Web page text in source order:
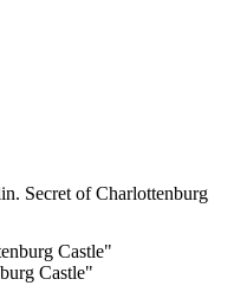
Secret of Charlottenburg
Castle"